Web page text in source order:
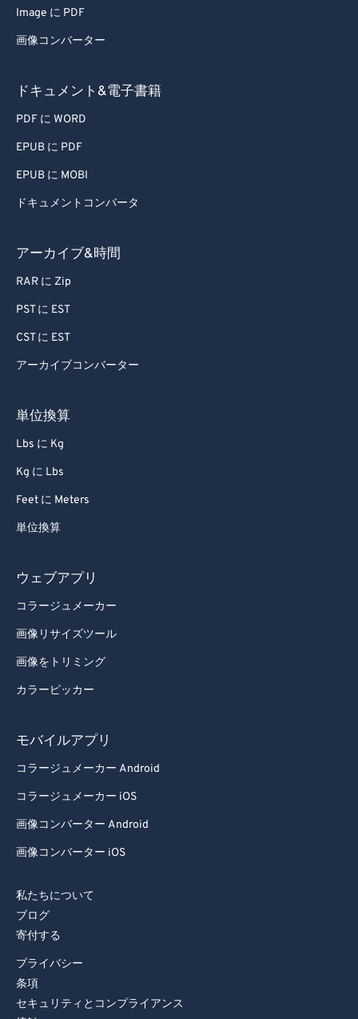
Image に PDF
画像コンバーター
ドキュメント&電子書籍
PDF に WORD
EPUB に PDF
EPUB に MOBI
ドキュメントコンバータ
アーカイブ&時間
RAR に Zip
PST に EST
CST に EST
アーカイブコンバーター
単位換算
Lbs に Kg
Kg に Lbs
Feet に Meters
単位換算
ウェブアプリ
コラージュメーカー
画像リサイズツール
画像をトリミング
カラーピッカー
モバイルアプリ
コラージュメーカー Android
コラージュメーカー iOS
画像コンバーター Android
画像コンバーター iOS
私たちについて
ブログ
寄付する
プライバシー
条項
セキュリティとコンプライアンス